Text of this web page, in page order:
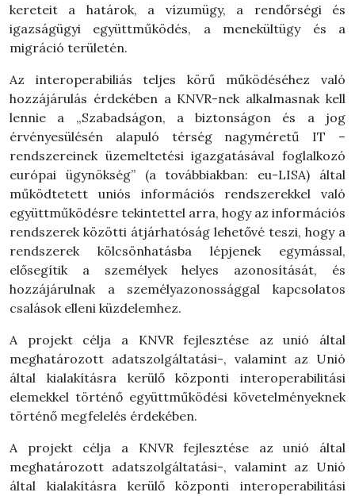
kereteit a határok, a vízumügy, a rendőrségi és
igazságügyi együttműködés, a menekültügy és a
migráció területén.
Az interoperabiliás teljes körű működéséhez való
hozzájárulás érdekében a KNVR-nek alkalmasnak kell
lennie a „Szabadságon, a biztonságon és a jog
érvényesülésén alapuló térség nagyméretű IT –
rendszereinek üzemeltetési igazgatásával foglalkozó
európai ügynökség” (a továbbiakban: eu-LISA) által
működtetett uniós információs rendszerekkel való
együttműködésre tekintettel arra, hogy az információs
rendszerek közötti átjárhatóság lehetővé teszi, hogy a
rendszerek kölcsönhatásba lépjenek egymással,
elősegítik a személyek helyes azonosítását, és
hozzájárulnak a személyazonossággal kapcsolatos
csalások elleni küzdelemhez.
A projekt célja a KNVR fejlesztése az unió által
meghatározott adatszolgáltatási-, valamint az Unió
által kialakításra kerülő központi interoperabilitási
elemekkel történő együttműködési követelményeknek
történő megfelelés érdekében.
A projekt célja a KNVR fejlesztése az unió által
meghatározott adatszolgáltatási-, valamint az Unió
által kialakításra kerülő központi interoperabilitási